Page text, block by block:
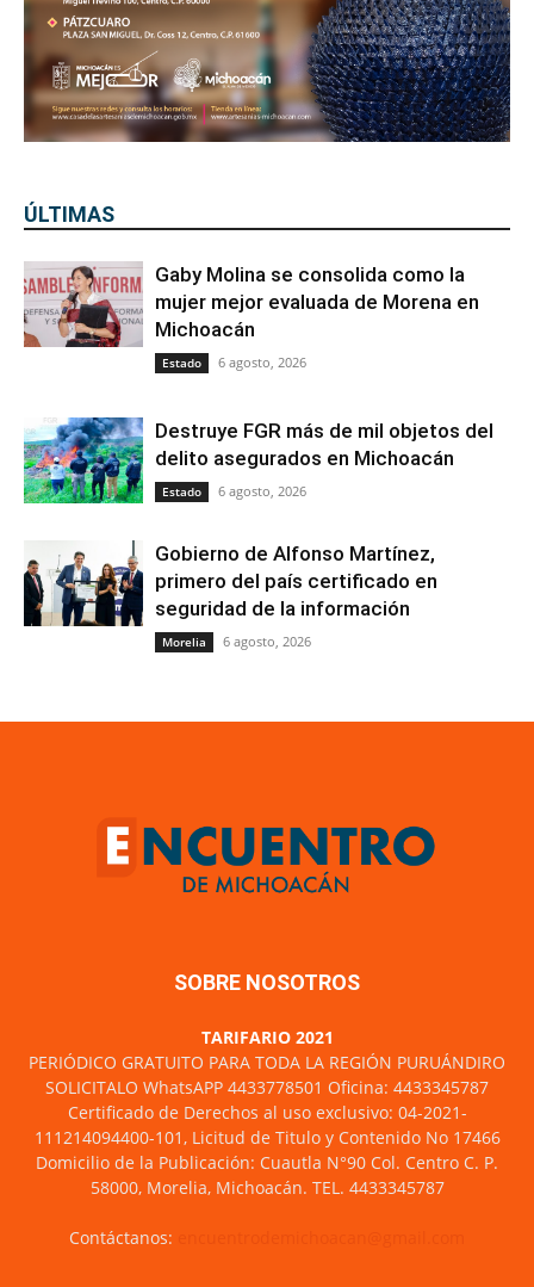
ÚLTIMAS
Gaby Molina se consolida como la
mujer mejor evaluada de Morena en
Michoacán
Estado 6 agosto, 2026
Destruye FGR más de mil objetos del
delito asegurados en Michoacán
Estado 6 agosto, 2026
Gobierno de Alfonso Martínez,
primero del país certificado en
seguridad de la información
Morelia 6 agosto, 2026
SOBRE NOSOTROS
TARIFARIO 2021
PERIÓDICO GRATUITO PARA TODA LA REGIÓN PURUÁNDIRO
SOLICITALO WhatsAPP 4433778501 Oficina: 4433345787
Certificado de Derechos al uso exclusivo: 04-2021-
111214094400-101, Licitud de Titulo y Contenido No 17466
Domicilio de la Publicación: Cuautla N°90 Col. Centro C. P.
58000, Morelia, Michoacán. TEL. 4433345787
Contáctanos: